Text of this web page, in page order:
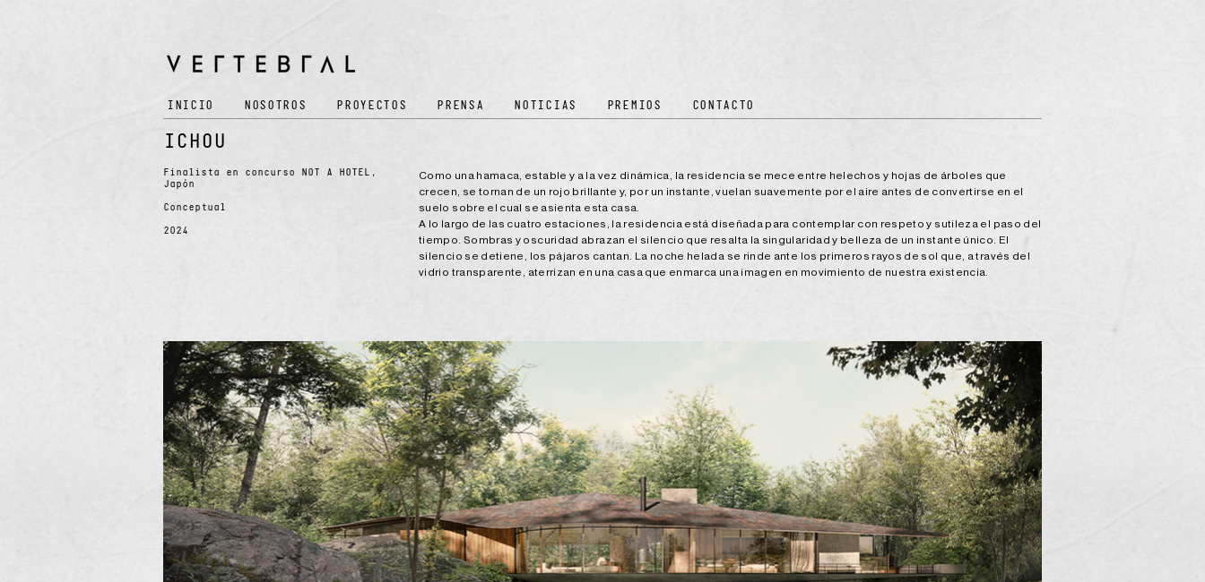
INICIO NOSOTROS PROYECTOS PRENSA NOTICIAS PREMIOS CONTACTO
ICHOU
Finalista en concurso NOT A HOTEL,
Japón
Conceptual
2024
Como una hamaca, estable y a la vez dinámica, la residencia se mece entre helechos y hojas de árboles que
crecen, se tornan de un rojo brillante y, por un instante, vuelan suavemente por el aire antes de convertirse en el
suelo sobre el cual se asienta esta casa.
A lo largo de las cuatro estaciones, la residencia está diseñada para contemplar con respeto y sutileza el paso del
tiempo. Sombras y oscuridad abrazan el silencio que resalta la singularidad y belleza de un instante único. El
silencio se detiene, los pájaros cantan. La noche helada se rinde ante los primeros rayos de sol que, a través del
vidrio transparente, aterrizan en una casa que enmarca una imagen en movimiento de nuestra existencia.